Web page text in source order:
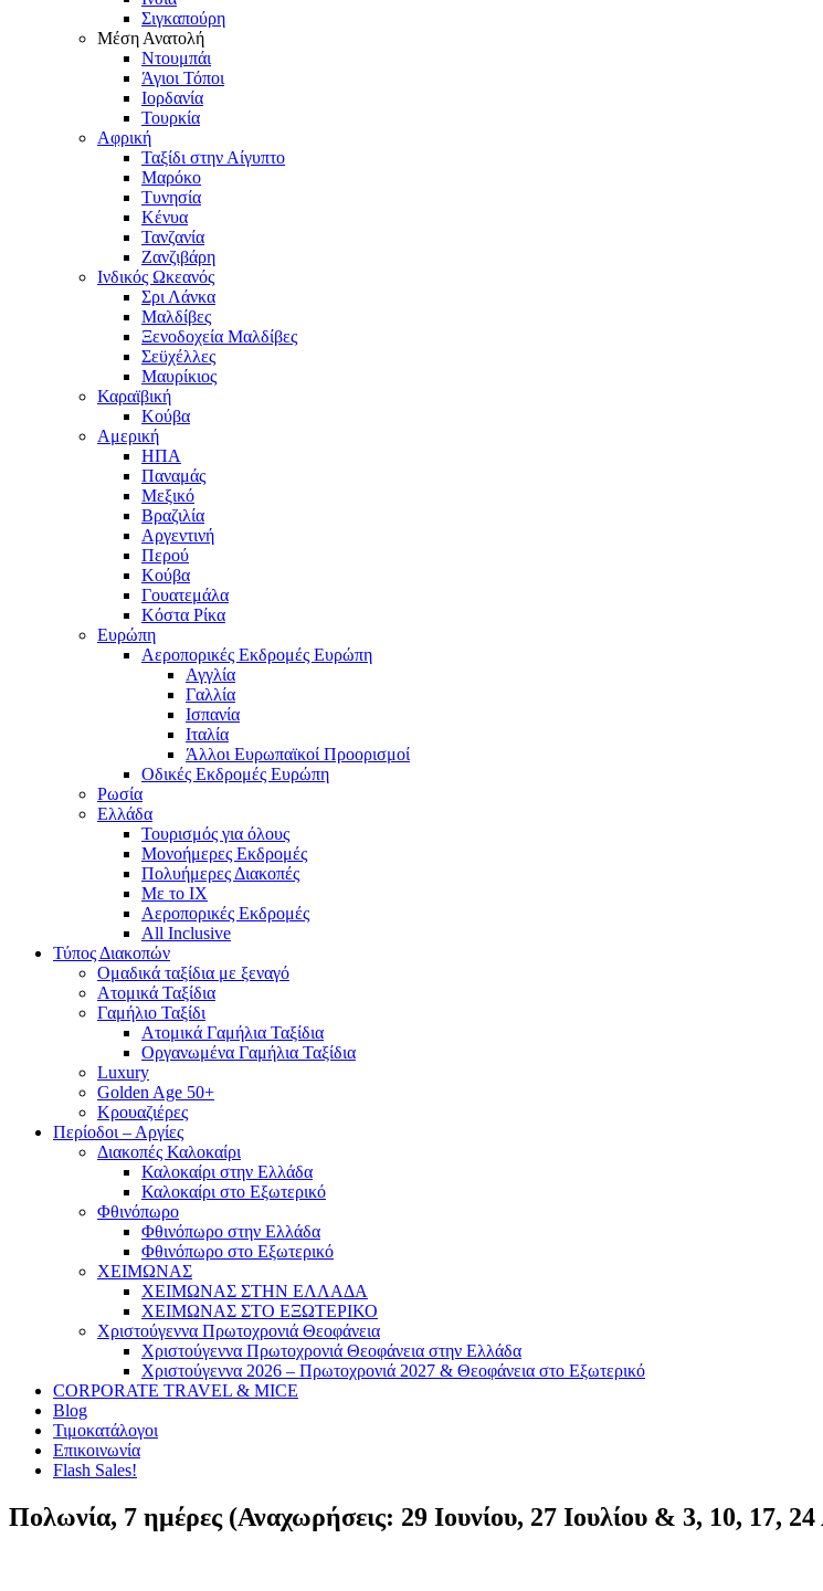
Σιγκαπούρη
Μέση Ανατολή
Ντουμπάι
Άγιοι Τόποι
Ιορδανία
Τουρκία
Αφρική
Ταξίδι στην Αίγυπτο
Μαρόκο
Τυνησία
Κένυα
Τανζανία
Ζανζιβάρη
Ινδικός Ωκεανός
Σρι Λάνκα
Μαλδίβες
Ξενοδοχεία Μαλδίβες
Σεϋχέλλες
Μαυρίκιος
Καραϊβική
Κούβα
Αμερική
ΗΠΑ
Παναμάς
Μεξικό
Βραζιλία
Αργεντινή
Περού
Κούβα
Γουατεμάλα
Κόστα Ρίκα
Ευρώπη
Αεροπορικές Εκδρομές Ευρώπη
Αγγλία
Γαλλία
Ισπανία
Ιταλία
Άλλοι Ευρωπαϊκοί Προορισμοί
Οδικές Εκδρομές Ευρώπη
Ρωσία
Ελλάδα
Τουρισμός για όλους
Mονοήμερες Εκδρομές
Πολυήμερες Διακοπές
Με το ΙΧ
Αεροπορικές Εκδρομές
All Inclusive
Τύπος Διακοπών
Ομαδικά ταξίδια με ξεναγό
Ατομικά Ταξίδια
Γαμήλιο Ταξίδι
Ατομικά Γαμήλια Ταξίδια
Οργανωμένα Γαμήλια Ταξίδια
Luxury
Golden Age 50+
Κρουαζιέρες
Περίοδοι – Αργίες
Διακοπές Καλοκαίρι
Καλοκαίρι στην Ελλάδα
Καλοκαίρι στο Εξωτερικό
Φθινόπωρο
Φθινόπωρο στην Ελλάδα
Φθινόπωρο στο Εξωτερικό
ΧΕΙΜΩΝΑΣ
ΧΕΙΜΩΝΑΣ ΣΤΗΝ ΕΛΛΑΔΑ
ΧΕΙΜΩΝΑΣ ΣΤΟ ΕΞΩΤΕΡΙΚΟ
Χριστούγεννα Πρωτοχρονιά Θεοφάνεια
Χριστούγεννα Πρωτοχρονιά Θεοφάνεια στην Ελλάδα
Χριστούγεννα 2026 – Πρωτοχρονιά 2027 & Θεοφάνεια στο Εξωτερικό
CORPORATE TRAVEL & MICE
Blog
Τιμοκατάλογοι
Επικοινωνία
Flash Sales!
Πολωνία, 7 ημέρες (Αναχωρήσεις: 29 Ιουνίου, 27 Ιουλίου & 3, 10, 17,